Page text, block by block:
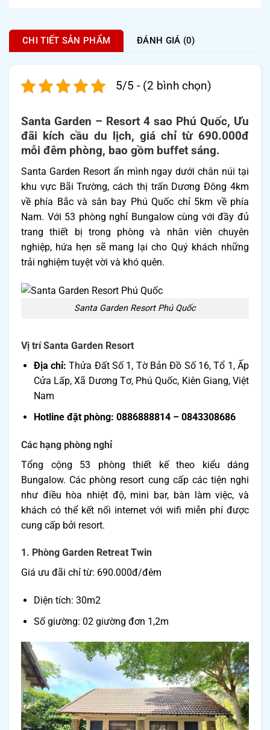
CHI TIẾT SẢN PHẨM ĐÁNH GIÁ (0)
5/5 - (2 bình chọn)
Santa Garden – Resort 4 sao Phú Quốc, Ưu
đãi kích cầu du lịch, giá chỉ từ 690.000đ
mỗi đêm phòng, bao gồm buffet sáng.
Santa Garden Resort ẩn mình ngay dưới chân núi tại
khu vực Bãi Trường, cách thị trấn Dương Đông 4km
về phía Bắc và sân bay Phú Quốc chỉ 5km về phía
Nam. Với 53 phòng nghỉ Bungalow cùng với đầy đủ
trang thiết bị trong phòng và nhân viên chuyên
nghiệp, hứa hẹn sẽ mang lại cho Quý khách những
trải nghiệm tuyệt vời và khó quên.
Santa Garden Resort Phú Quốc
Vị trí Santa Garden Resort
Địa chỉ:Thửa Đất Số 1, Tờ Bản Đồ Số 16, Tổ 1, Ấp
Cửa Lấp, Xã Dương Tơ, Phú Quốc, Kiên Giang, Việt
Nam
Hotline đặt phòng: 0886888814 – 0843308686
Các hạng phòng nghỉ
Tổng cộng 53 phòng thiết kế theo kiểu dáng
Bungalow. Các phòng resort cung cấp các tiện nghi
như điều hòa nhiệt độ, mini bar, bàn làm việc, và
khách có thể kết nối internet với wifi miễn phí được
cung cấp bởi resort.
1. Phòng Garden Retreat Twin
Giá ưu đãi chỉ từ: 690.000đ/đêm
Diện tích: 30m2
Số giường: 02 giường đơn 1,2m